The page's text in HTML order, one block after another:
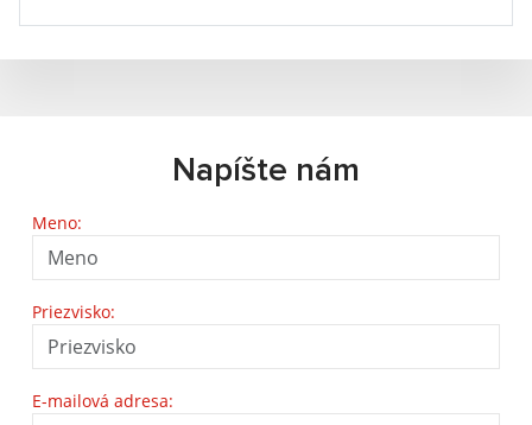
Napíšte nám
Meno:
Priezvisko:
E-mailová adresa: